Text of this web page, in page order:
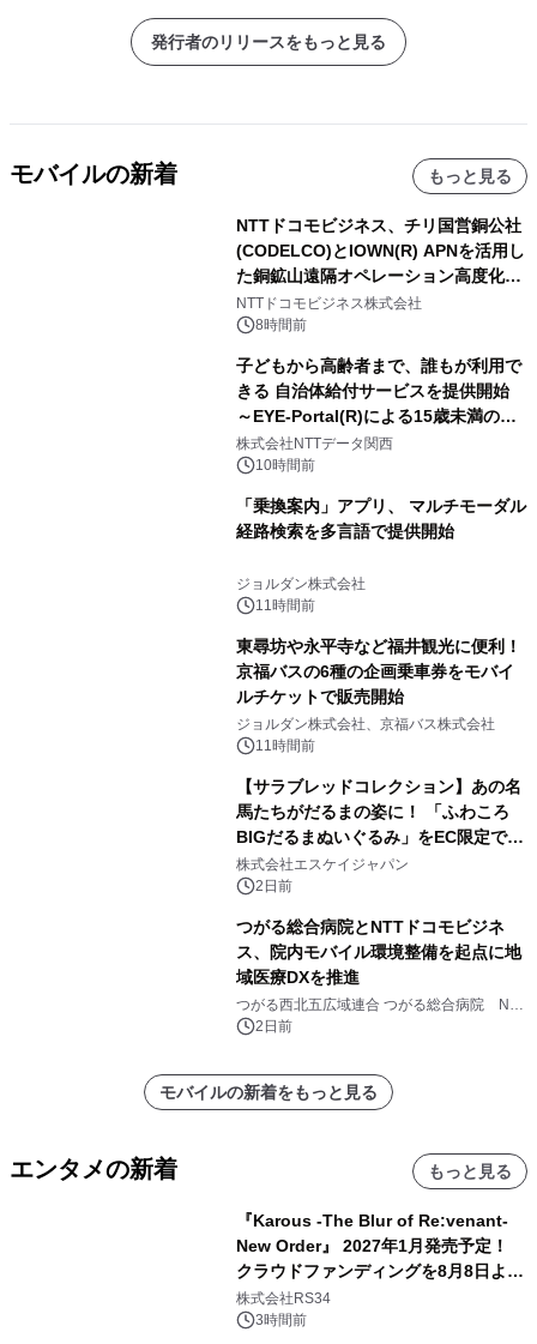
発行者のリリースをもっと見る
モバイルの新着 もっと見る
NTTドコモビジネス、チリ国営銅公社
(CODELCO)とIOWN(R) APNを活用し
た銅鉱山遠隔オペレーション高度化に
向けた調査・実証を開始
NTTドコモビジネス株式会社
8時間前
子どもから高齢者まで、誰もが利用で
きる 自治体給付サービスを提供開始
～EYE-Portal(R)による15歳未満の本
人認証と デジタルデバイド対策で実現
～
株式会社NTTデータ関西
10時間前
「乗換案内」アプリ、 マルチモーダル
経路検索を多言語で提供開始
ジョルダン株式会社
11時間前
東尋坊や永平寺など福井観光に便利！
京福バスの6種の企画乗車券をモバイ
ルチケットで販売開始
ジョルダン株式会社、京福バス株式会社
11時間前
【サラブレッドコレクション】あの名
馬たちがだるまの姿に！ 「ふわころ
BIGだるまぬいぐるみ」をEC限定で受
注販売開始
株式会社エスケイジャパン
2日前
つがる総合病院とNTTドコモビジネ
ス、院内モバイル環境整備を起点に地
域医療DXを推進
つがる西北五広域連合 つがる総合病院 NTT
ドコモビジネス株式会社
2日前
モバイルの新着をもっと見る
エンタメの新着 もっと見る
『Karous -The Blur of Re:venant-
New Order』 2027年1月発売予定！
クラウドファンディングを8月8日より
開始
株式会社RS34
3時間前